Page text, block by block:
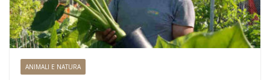
ANIMALI E NATURA